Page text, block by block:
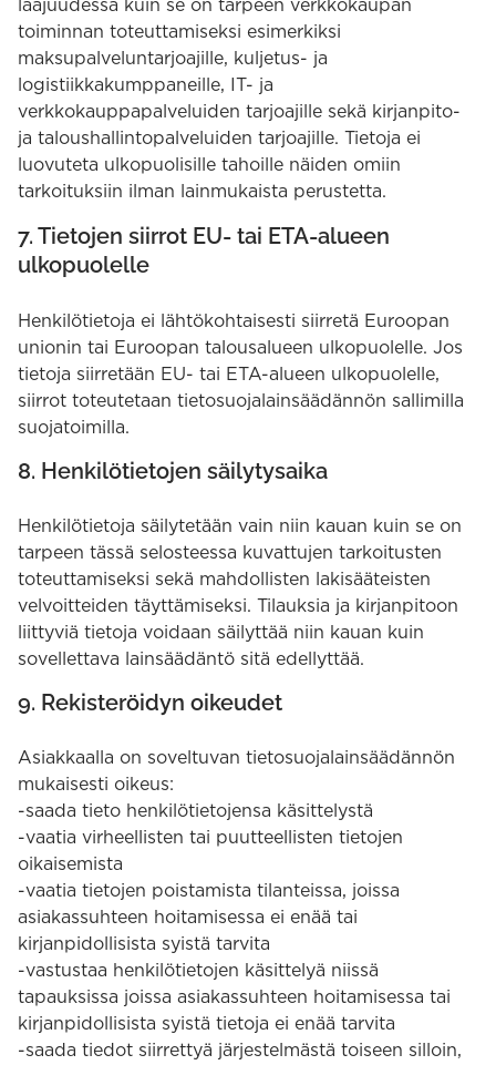
laajuudessa kuin se on tarpeen verkkokaupan
toiminnan toteuttamiseksi esimerkiksi
maksupalveluntarjoajille, kuljetus- ja
logistiikkakumppaneille, IT- ja
verkkokauppapalveluiden tarjoajille sekä kirjanpito-
ja taloushallintopalveluiden tarjoajille. Tietoja ei
luovuteta ulkopuolisille tahoille näiden omiin
tarkoituksiin ilman lainmukaista perustetta.
7. Tietojen siirrot EU- tai ETA-alueen
ulkopuolelle
Henkilötietoja ei lähtökohtaisesti siirretä Euroopan
unionin tai Euroopan talousalueen ulkopuolelle. Jos
tietoja siirretään EU- tai ETA-alueen ulkopuolelle,
siirrot toteutetaan tietosuojalainsäädännön sallimilla
suojatoimilla.
8. Henkilötietojen säilytysaika
Henkilötietoja säilytetään vain niin kauan kuin se on
tarpeen tässä selosteessa kuvattujen tarkoitusten
toteuttamiseksi sekä mahdollisten lakisääteisten
velvoitteiden täyttämiseksi. Tilauksia ja kirjanpitoon
liittyviä tietoja voidaan säilyttää niin kauan kuin
sovellettava lainsäädäntö sitä edellyttää.
9. Rekisteröidyn oikeudet
Asiakkaalla on soveltuvan tietosuojalainsäädännön
mukaisesti oikeus:
-saada tieto henkilötietojensa käsittelystä
-vaatia virheellisten tai puutteellisten tietojen
oikaisemista
-vaatia tietojen poistamista tilanteissa, joissa
asiakassuhteen hoitamisessa ei enää tai
kirjanpidollisista syistä tarvita
-vastustaa henkilötietojen käsittelyä niissä
tapauksissa joissa asiakassuhteen hoitamisessa tai
kirjanpidollisista syistä tietoja ei enää tarvita
-saada tiedot siirrettyä järjestelmästä toiseen silloin,